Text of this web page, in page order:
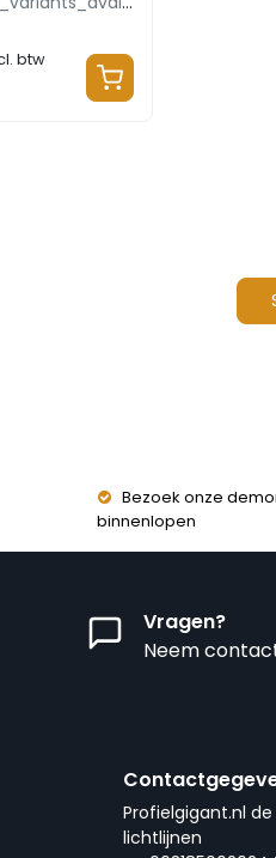
btw
Bezoek onze
binnenlopen
Vragen?
Neem
Profielgigant.nl de
lichtlijnen